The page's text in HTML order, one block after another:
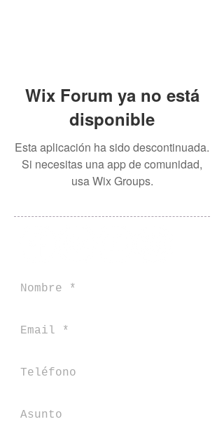
Wix Forum ya no está
disponible
Esta aplicación ha sido descontinuada.
Si necesitas una app de comunidad,
usa Wix Groups.